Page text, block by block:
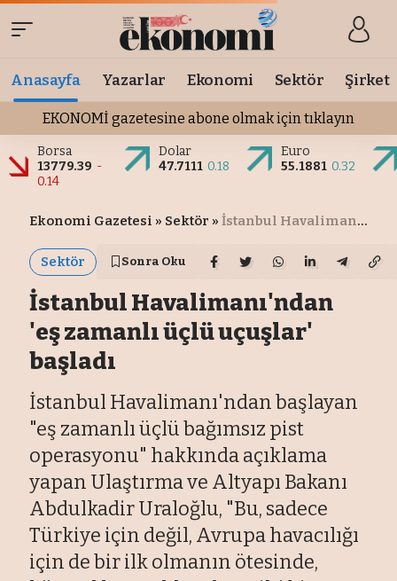
Anasayfa Yazarlar Ekonomi Sektör Şirket
EKONOMİ gazetesine abone olmak için tıklayın
Borsa
13779.39 -
0.14
Dolar
47.7111 0.18
Euro
55.1881 0.32
Ekonomi Gazetesi » Sektör »İstanbul Havalimanı'ndan 'eş zamanlı üçlü uçuşlar' başladı
Sektör Sonra Oku
İstanbul Havalimanı'ndan
'eş zamanlı üçlü uçuşlar'
başladı
İstanbul Havalimanı'ndan başlayan
"eş zamanlı üçlü bağımsız pist
operasyonu" hakkında açıklama
yapan Ulaştırma ve Altyapı Bakanı
Abdulkadir Uraloğlu, "Bu, sadece
Türkiye için değil, Avrupa havacılığı
için de bir ilk olmanın ötesinde,